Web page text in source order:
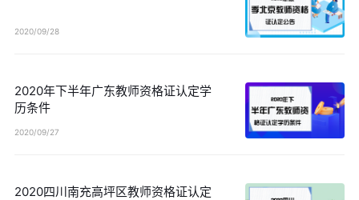
2020/09/28
2020年下半年广东教师资格证认定学
历条件
2020/09/27
2020四川南充高坪区教师资格证认定